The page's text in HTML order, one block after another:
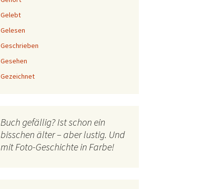
Gelebt
Gelesen
Geschrieben
Gesehen
Gezeichnet
Buch gefällig? Ist schon ein
bisschen älter – aber lustig. Und
mit Foto-Geschichte in Farbe!